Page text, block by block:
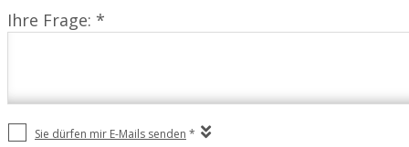
Ihre Frage: *
Sie dürfen mir E-Mails senden *